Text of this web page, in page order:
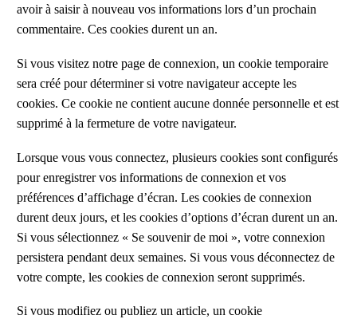
avoir à saisir à nouveau vos informations lors d’un prochain
commentaire. Ces cookies durent un an.
Si vous visitez notre page de connexion, un cookie temporaire
sera créé pour déterminer si votre navigateur accepte les
cookies. Ce cookie ne contient aucune donnée personnelle et est
supprimé à la fermeture de votre navigateur.
Lorsque vous vous connectez, plusieurs cookies sont configurés
pour enregistrer vos informations de connexion et vos
préférences d’affichage d’écran. Les cookies de connexion
durent deux jours, et les cookies d’options d’écran durent un an.
Si vous sélectionnez « Se souvenir de moi », votre connexion
persistera pendant deux semaines. Si vous vous déconnectez de
votre compte, les cookies de connexion seront supprimés.
Si vous modifiez ou publiez un article, un cookie